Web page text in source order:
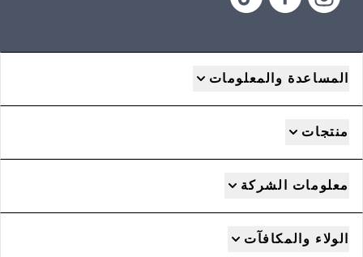
المساعدة والمعلومات
منتجات
معلومات الشركة
الولاء والمكافآت